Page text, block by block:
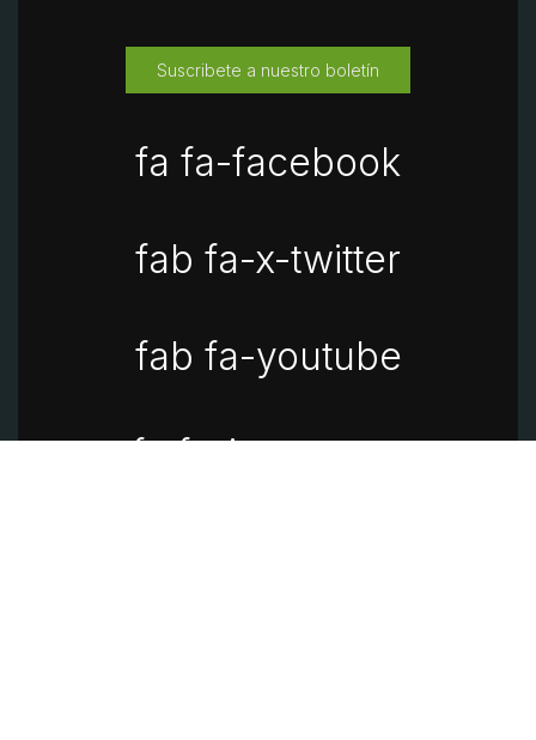
Suscribete a nuestro boletín
fa fa-facebook
fab fa-x-twitter
fab fa-youtube
fa fa-instagram